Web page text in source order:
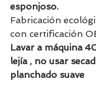
esponjoso.
Fabricación
con certificación
Lavar a máquina
lejía , no usar
planchado suave